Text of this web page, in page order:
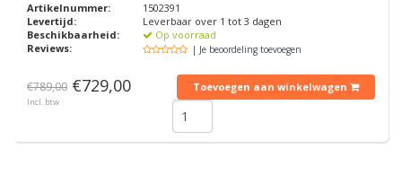
Artikelnummer:
1502391
Levertijd:
Leverbaar over 1 tot 3 dagen
Beschikbaarheid:
Op voorraad
Reviews:
| Je beoordeling toevoegen
€789,00 €729,00
Incl. btw
Toevoegen aan winkelwagen